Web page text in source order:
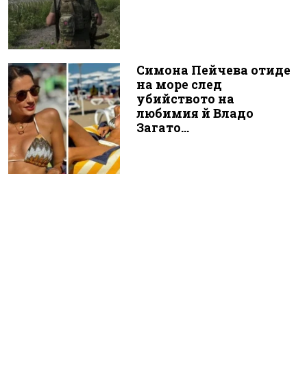
Симона Пейчева отиде
на море след
убийството на
любимия й Владо
Загато...